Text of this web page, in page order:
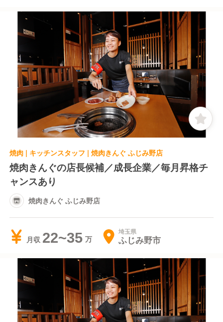
焼肉 | キッチンスタッフ | 焼肉きんぐ ふじみ野店
焼肉きんぐの店長候補／成長企業／毎月昇格チ
ャンスあり
焼肉きんぐ ふじみ野店
月収 22~35 埼玉県
ふじみ野市